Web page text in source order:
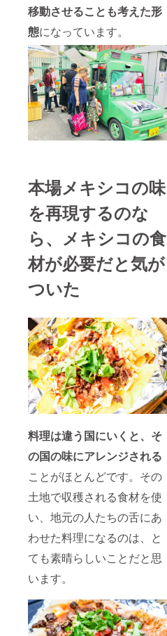
移動させることも考えた形
態になっています。
本場メキシコの味
を再現するのな
ら、メキシコの食
材が必要だと気が
ついた
料理は違う国にいくと、そ
の国の味にアレンジされる
ことがほとんどです。その
土地で収穫される食材を使
い、地元の人たちの舌にあ
わせた料理になるのは、と
ても素晴らしいことだと思
います。